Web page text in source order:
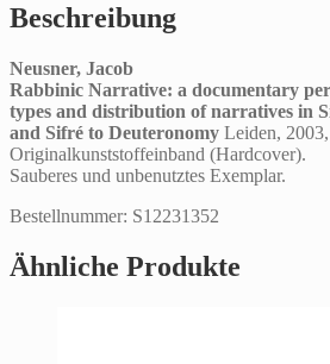
Beschreibung
Neusner, Jacob
Rabbinic Narrative: a documentary
types and distribution of narratives in
and Sifré to Deuteronomy Leiden,
Originalkunststoffeinband (Hardcover).
Sauberes und unbenutztes Exemplar.
Bestellnummer: S12231352
Ähnliche Produkte